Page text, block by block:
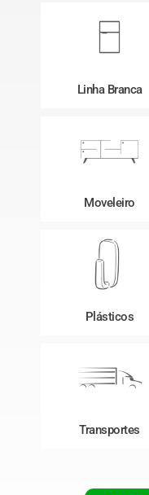
Linha Branca
Moveleiro
Plásticos
Transportes